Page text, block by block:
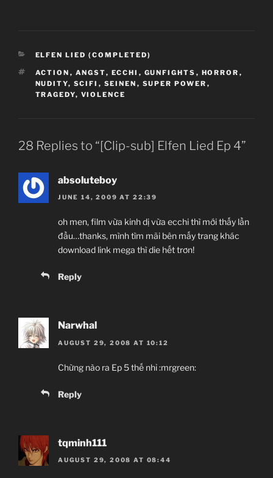
CATEGORIES
ELFEN LIED (COMPLETED)
TAGS
ACTION , ANGST, ECCHI , GUNFIGHTS , HORROR ,
NUDITY, SCIFI , SEINEN , SUPER POWER ,
TRAGEDY, VIOLENCE
28 Replies to “[Clip-sub] Elfen Lied Ep 4”
absoluteboy
JUNE 14, 2009 AT 22:39
oh men, film vừa kinh dị vừa ecchi thì mới thấy lần
đầu…thanks, mình tìm mãi bên mấy trang khác
download link mega thì die hết trơn!
Reply
Narwhal
AUGUST 29, 2008 AT 10:12
Chừng nào ra Ep 5 thế nhỉ :mrgreen:
Reply
tqminh111
AUGUST 29, 2008 AT 08:44